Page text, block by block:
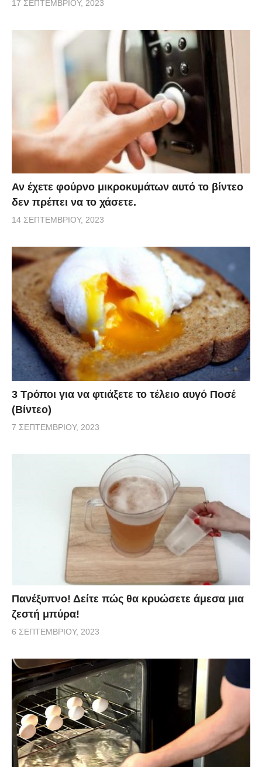
17 ΣΕΠΤΕΜΒΡΊΟΥ, 2023
Αν έχετε φούρνο μικροκυμάτων αυτό το βίντεο
δεν πρέπει να το χάσετε.
14 ΣΕΠΤΕΜΒΡΊΟΥ, 2023
3 Τρόποι για να φτιάξετε το τέλειο αυγό Ποσέ
(Βίντεο)
7 ΣΕΠΤΕΜΒΡΊΟΥ, 2023
Πανέξυπνο! Δείτε πώς θα κρυώσετε άμεσα μια
ζεστή μπύρα!
6 ΣΕΠΤΕΜΒΡΊΟΥ, 2023